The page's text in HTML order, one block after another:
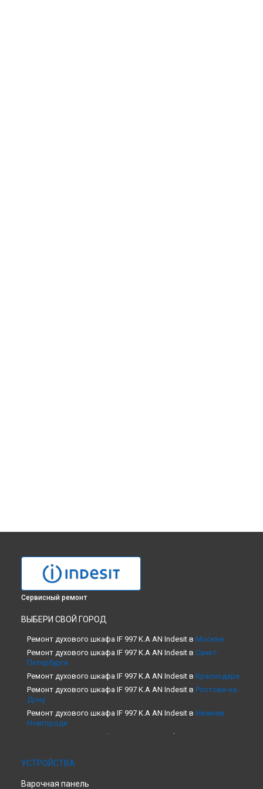
Сервисный ремонт
ВЫБЕРИ СВОЙ ГОРОД
Ремонт духового шкафа IF 997 K.A AN Indesit в Москве
Ремонт духового шкафа IF 997 K.A AN Indesit в Санкт-
Петербурге
Ремонт духового шкафа IF 997 K.A AN Indesit в Краснодаре
Ремонт духового шкафа IF 997 K.A AN Indesit в Ростове-на-
Дону
Ремонт духового шкафа IF 997 K.A AN Indesit в Нижнем
Новгороде
Ремонт духового шкафа IF 997 K.A AN Indesit в
Ремонт духового шкафа IF 997 K.A AN Indesit в
Екатеринбурге
УСТРОЙСТВА
Варочная панель